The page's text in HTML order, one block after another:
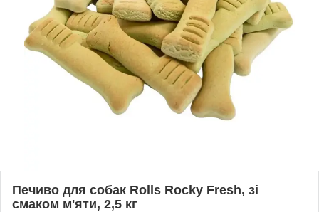
Печиво для собак Rolls Rocky Fresh, зі
смаком м'яти, 2,5 кг